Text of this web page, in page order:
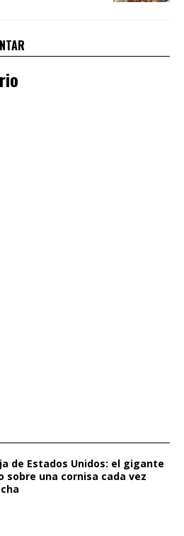
de Estados Unidos: el gigante
sobre una cornisa cada vez